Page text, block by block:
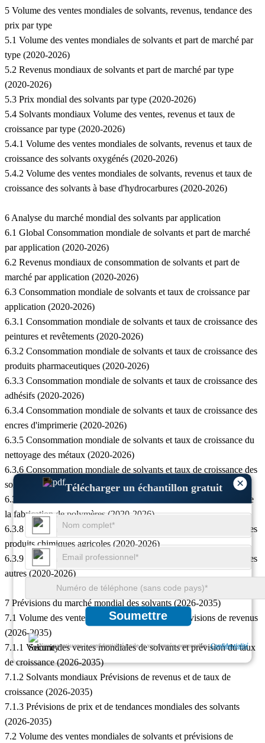
×
Télécharger un échantillon gratuit
Soumettre
Nous garantissons la confidentialité totale de vos données personnelles.Confidentialité
5 Volume des ventes mondiales de solvants, revenus, tendance des
prix par type
5.1 Volume des ventes mondiales de solvants et part de marché par
type (2020-2026)
5.2 Revenus mondiaux de solvants et part de marché par type
(2020-2026)
5.3 Prix mondial des solvants par type (2020-2026)
5.4 Solvants mondiaux Volume des ventes, revenus et taux de
croissance par type (2020-2026)
5.4.1 Volume des ventes mondiales de solvants, revenus et taux de
croissance des solvants oxygénés (2020-2026)
5.4.2 Volume des ventes mondiales de solvants, revenus et taux de
croissance des solvants à base d'hydrocarbures (2020-2026)
6 Analyse du marché mondial des solvants par application
6.1 Global Consommation mondiale de solvants et part de marché
par application (2020-2026)
6.2 Revenus mondiaux de consommation de solvants et part de
marché par application (2020-2026)
6.3 Consommation mondiale de solvants et taux de croissance par
application (2020-2026)
6.3.1 Consommation mondiale de solvants et taux de croissance des
peintures et revêtements (2020-2026)
6.3.2 Consommation mondiale de solvants et taux de croissance des
produits pharmaceutiques (2020-2026)
6.3.3 Consommation mondiale de solvants et taux de croissance des
adhésifs (2020-2026)
6.3.4 Consommation mondiale de solvants et taux de croissance des
encres d'imprimerie (2020-2026)
6.3.5 Consommation mondiale de solvants et taux de croissance du
nettoyage des métaux (2020-2026)
6.3.6 Consommation mondiale de solvants et taux de croissance des
soins personnels (2020-2026)
6.3.7 Consommation mondiale de solvants et taux de croissance de
la fabrication de polymères (2020-2026)
6.3.8 Consommation mondiale de solvants et taux de croissance des
produits chimiques agricoles (2020-2026)
6.3.9 Consommation mondiale de solvants et taux de croissance des
autres (2020-2026)
7 Prévisions du marché mondial des solvants (2026-2035)
7.1 Volume des ventes mondiales de solvants, prévisions de revenus
(2026-2035)
7.1.1 Volume des ventes mondiales de solvants et prévision du taux
de croissance (2026-2035)
7.1.2 Solvants mondiaux Prévisions de revenus et de taux de
croissance (2026-2035)
7.1.3 Prévisions de prix et de tendances mondiales des solvants
(2026-2035)
7.2 Volume des ventes mondiales de solvants et prévisions de